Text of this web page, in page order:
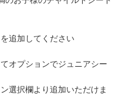
追加してください
オプションでジュニアシー
選択欄より追加いただけま